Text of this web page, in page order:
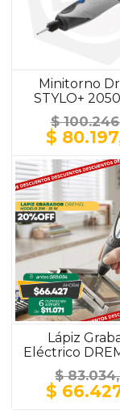
Minitorno
STYLO+ 2050-
$
El
precio
original
era:
$
$
Lápiz
Eléctrico
$
El
precio
$